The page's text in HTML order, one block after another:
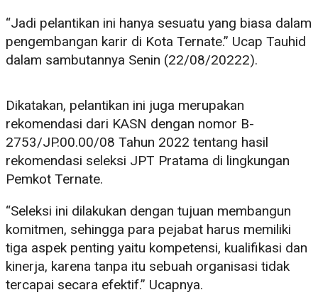
“Jadi pelantikan ini hanya sesuatu yang biasa dalam
pengembangan karir di Kota Ternate.” Ucap Tauhid
dalam sambutannya Senin (22/08/20222).
Dikatakan, pelantikan ini juga merupakan
rekomendasi dari KASN dengan nomor B-
2753/JP.00.00/08 Tahun 2022 tentang hasil
rekomendasi seleksi JPT Pratama di lingkungan
Pemkot Ternate.
“Seleksi ini dilakukan dengan tujuan membangun
komitmen, sehingga para pejabat harus memiliki
tiga aspek penting yaitu kompetensi, kualifikasi dan
kinerja, karena tanpa itu sebuah organisasi tidak
tercapai secara efektif.” Ucapnya.